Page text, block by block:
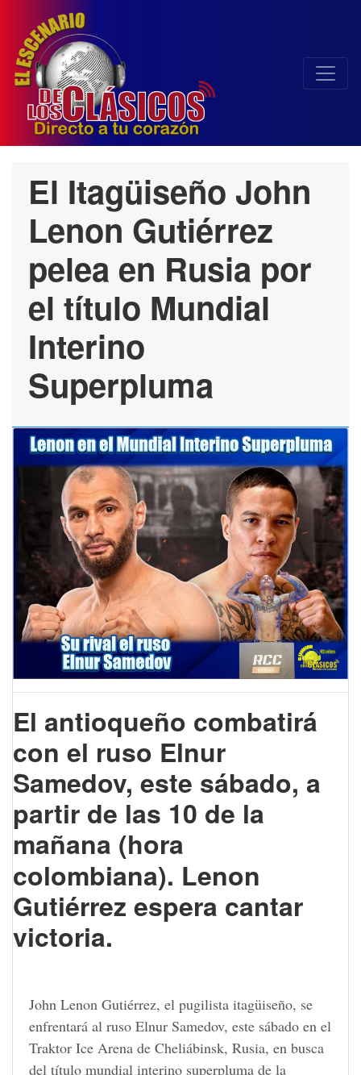
El Itagüiseño John
Lenon Gutiérrez
pelea en Rusia por
el título Mundial
Interino
Superpluma
El antioqueño combatirá
con el ruso Elnur
Samedov, este sábado, a
partir de las 10 de la
mañana (hora
colombiana). Lenon
Gutiérrez espera cantar
victoria.
John Lenon Gutiérrez, el pugilista itagüiseño, se
enfrentará al ruso Elnur Samedov, este sábado en el
Traktor Ice Arena de Cheliábinsk, Rusia, en busca
del título mundial interino superpluma de la